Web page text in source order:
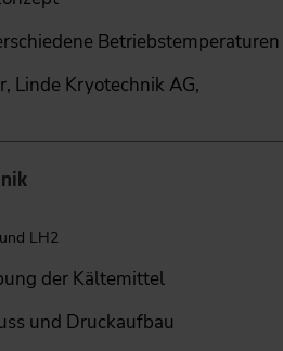
Betriebstemperaturen
Linde Kryotechnik AG,
LH2
der Kältemittel
und Druckaufbau